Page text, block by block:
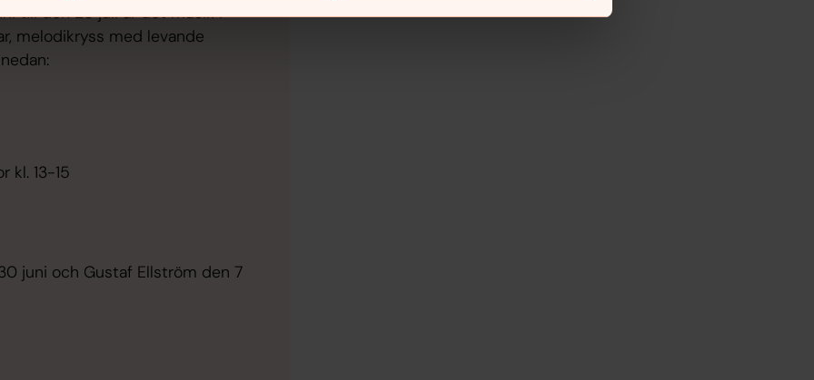
till den 28 juli är det musik i
melodikryss med levande
kl. 13-15
juni och Gustaf Ellström den 7